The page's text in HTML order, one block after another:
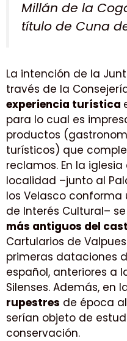
Millán de la
título de Cuna
La intención de la
través de la
experiencia turística
para lo cual es
productos
turísticos) que
reclamos. En la
localidad –junto al
los Velasco conforma
de Interés Cultural–
más antiguos del
Cartularios de
primeras dataciones
español, anteriores a
Silenses. Además, en
rupestres de época
serían objeto de
conservación.